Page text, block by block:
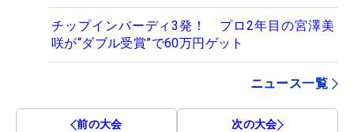
チップインバーディ3発！ プロ2年目の宮澤美
咲が“ダブル受賞”で60万円ゲット
ニュース一覧
前の大会 次の大会